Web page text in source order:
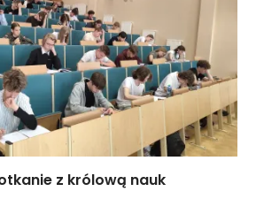
z królową nauk